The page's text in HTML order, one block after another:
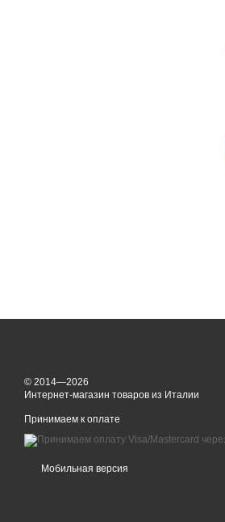
© 2014—2026
Интернет-магазин товаров из Италии
Принимаем к оплате
Мобильная версия